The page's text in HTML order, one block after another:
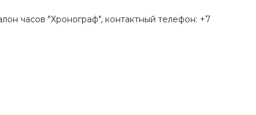
часов "Хронограф", контактный телефон: +7